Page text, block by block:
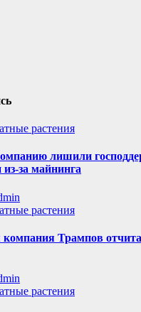
растения
лишили
за майнинга
растения
Трампов
растения